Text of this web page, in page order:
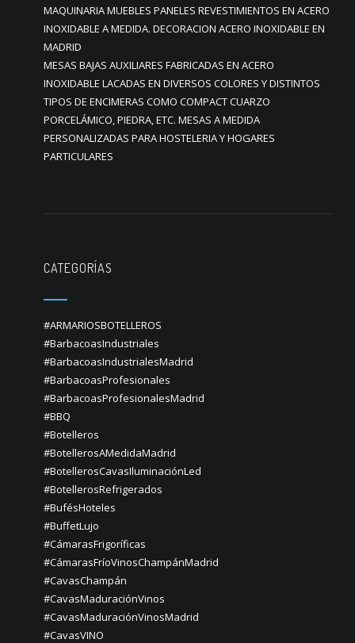
MAQUINARIA MUEBLES PANELES REVESTIMIENTOS EN ACERO
INOXIDABLE A MEDIDA. DECORACION ACERO INOXIDABLE EN
MADRID
MESAS BAJAS AUXILIARES FABRICADAS EN ACERO
INOXIDABLE LACADAS EN DIVERSOS COLORES Y DISTINTOS
TIPOS DE ENCIMERAS COMO COMPACT CUARZO
PORCELÁMICO, PIEDRA, ETC. MESAS A MEDIDA
PERSONALIZADAS PARA HOSTELERIA Y HOGARES
PARTICULARES
CATEGORÍAS
#ARMARIOSBOTELLEROS
#BarbacoasIndustriales
#BarbacoasIndustrialesMadrid
#BarbacoasProfesionales
#BarbacoasProfesionalesMadrid
#BBQ
#Botelleros
#BotellerosAMedidaMadrid
#BotellerosCavasIluminaciónLed
#BotellerosRefrigerados
#BufésHoteles
#BuffetLujo
#CámarasFrigoríficas
#CámarasFríoVinosChampánMadrid
#CavasChampán
#CavasMaduraciónVinos
#CavasMaduraciónVinosMadrid
#CavasVINO